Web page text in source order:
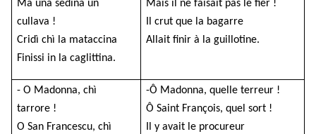
Ma una sedina ùn
cullava !
Cridì chì la mataccina
Finissi in la caglittina.
Mais il ne faisait pas le fier !
Il crut que la bagarre
Allait finir à la guillotine.
- O Madonna, chì
tarrore !
O San Francescu, chì
-Ô Madonna, quelle terreur !
Ô Saint François, quel sort !
Il y avait le procureur